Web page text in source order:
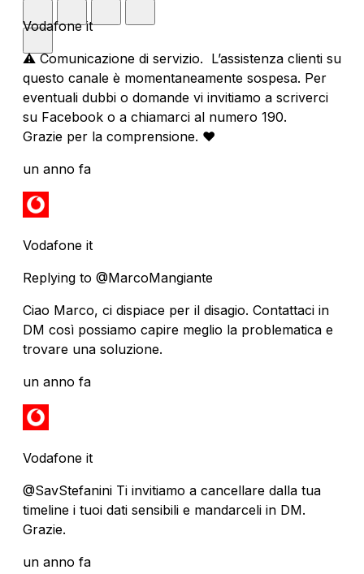
Vodafone it
⚠️ Comunicazione di servizio. L’assistenza clienti su
questo canale è momentaneamente sospesa. Per
eventuali dubbi o domande vi invitiamo a scriverci
su Facebook o a chiamarci al numero 190.
Grazie per la comprensione. ❤️
un anno fa
Vodafone it
Replying to @MarcoMangiante
Ciao Marco, ci dispiace per il disagio. Contattaci in
DM così possiamo capire meglio la problematica e
trovare una soluzione.
un anno fa
Vodafone it
@SavStefanini Ti invitiamo a cancellare dalla tua
timeline i tuoi dati sensibili e mandarceli in DM.
Grazie.
un anno fa